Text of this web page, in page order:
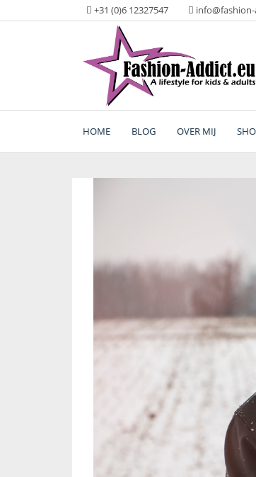
to
+31 (0)6 12327547
Fashion Addict
A lifestyle for kids & adults
HOME BLOG OVER MIJ